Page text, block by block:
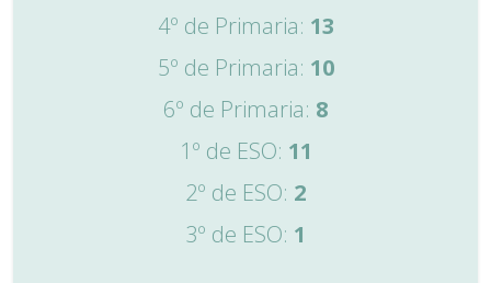
4º de Primaria: 13
5º de Primaria: 10
6º de Primaria: 8
1º de ESO: 11
2º de ESO: 2
3º de ESO: 1